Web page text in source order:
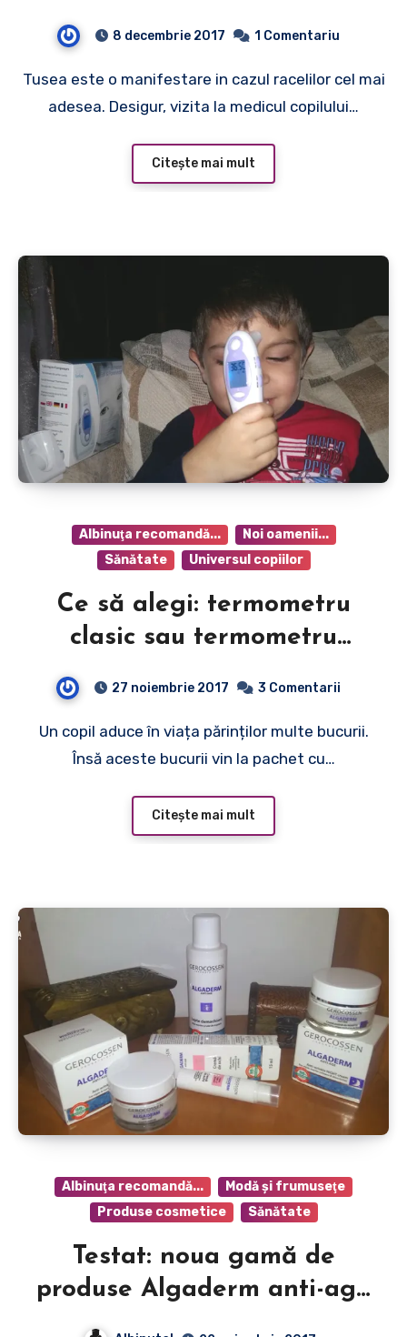
tusea la copii si ce masuri
8 decembrie 2017 1 Comentariu
Tusea este o manifestare in cazul racelilor cel mai
adesea. Desigur, vizita la medicul copilului…
Citește mai mult
Albinuţa recomandă...
Noi oamenii...
Sănătate
Universul copiilor
Ce să alegi: termometru
clasic sau termometru
27 noiembrie 2017 3 Comentarii
Un copil aduce în viața părinților multe bucurii.
Însă aceste bucurii vin la pachet cu…
Citește mai mult
Albinuţa recomandă...
Modă şi frumuseţe
Produse cosmetice
Sănătate
Testat: noua gamă de
produse Algaderm anti-age